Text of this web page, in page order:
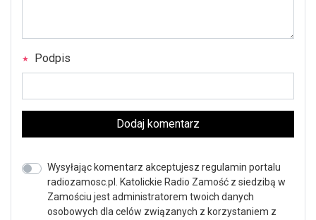
Podpis
Dodaj komentarz
Wysyłając komentarz akceptujesz regulamin portalu
radiozamosc.pl. Katolickie Radio Zamość z siedzibą w
Zamościu jest administratorem twoich danych
osobowych dla celów związanych z korzystaniem z